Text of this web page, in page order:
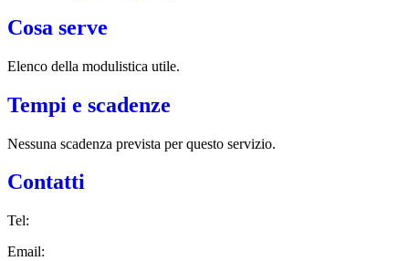
Cosa serve
Elenco della modulistica utile.
Tempi e scadenze
Nessuna scadenza prevista per questo servizio.
Contatti
Tel:
Email: